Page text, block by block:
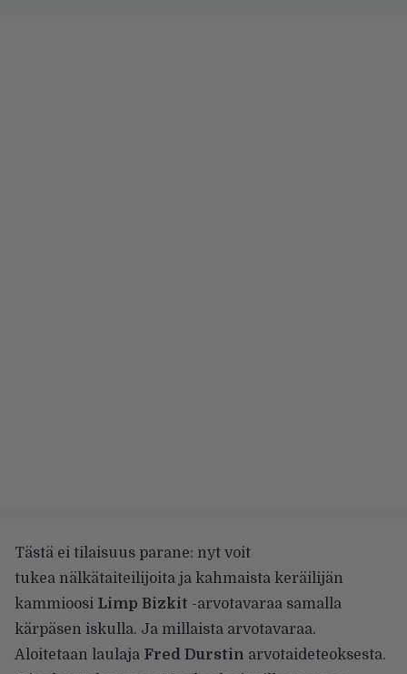
Tästä ei tilaisuus parane: nyt voit
tukea nälkätaiteilijoita ja kahmaista keräilijän
kammioosi Limp Bizkit -arvotavaraa samalla
kärpäsen iskulla. Ja millaista arvotavaraa.
Aloitetaan laulaja Fred Durstin arvotaideteoksesta.